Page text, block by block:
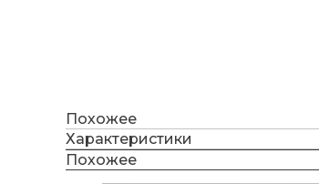
Похожее
Характеристики
Похожее